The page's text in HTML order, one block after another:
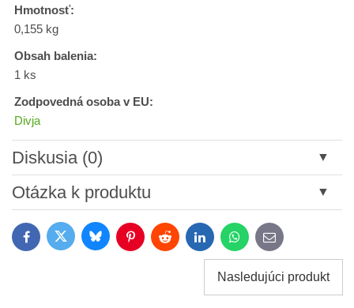
Hmotnosť:
0,155 kg
Obsah balenia:
1 ks
Zodpovedná osoba v EU:
Divja
Diskusia (0)
Nový komentár
Názov:
Otázka k produktu
FacebookTwitter BlueskyPinterestReddit LinkedInWhatsApp
E-
mail
Nasledujúci produkt